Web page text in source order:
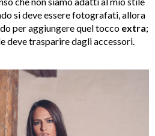
si deve essere fotografati, allora
per aggiungere quel tocco extra;
deve trasparire dagli accessori.